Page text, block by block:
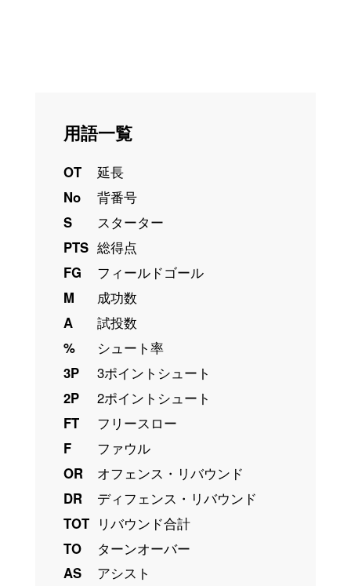
用語一覧
OT
延長
No
背番号
S
スターター
PTS 総得点
FG
フィールドゴール
M
成功数
A
試投数
%
シュート率
3P
3ポイントシュート
2P
2ポイントシュート
FT
フリースロー
F
ファウル
OR
オフェンス・リバウンド
DR
ディフェンス・リバウンド
TOT リバウンド合計
TO
ターンオーバー
AS
アシスト